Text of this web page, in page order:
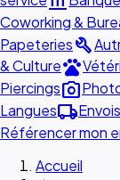
Coworking &
Papeteriesbuild
& Culturepets
Piercingsphoto_camera
Langueslocal_shipping
Référencer mon
Accueil